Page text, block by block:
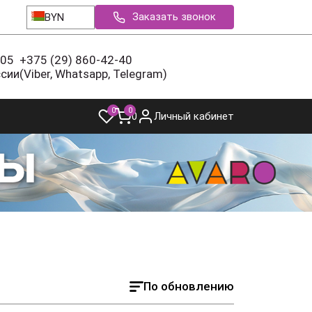
BYN Заказать звонок
+375 (29) 860-42-40
(Viber, Whatsapp, Telegram)
0 00 Личный кабинет
По обновлению